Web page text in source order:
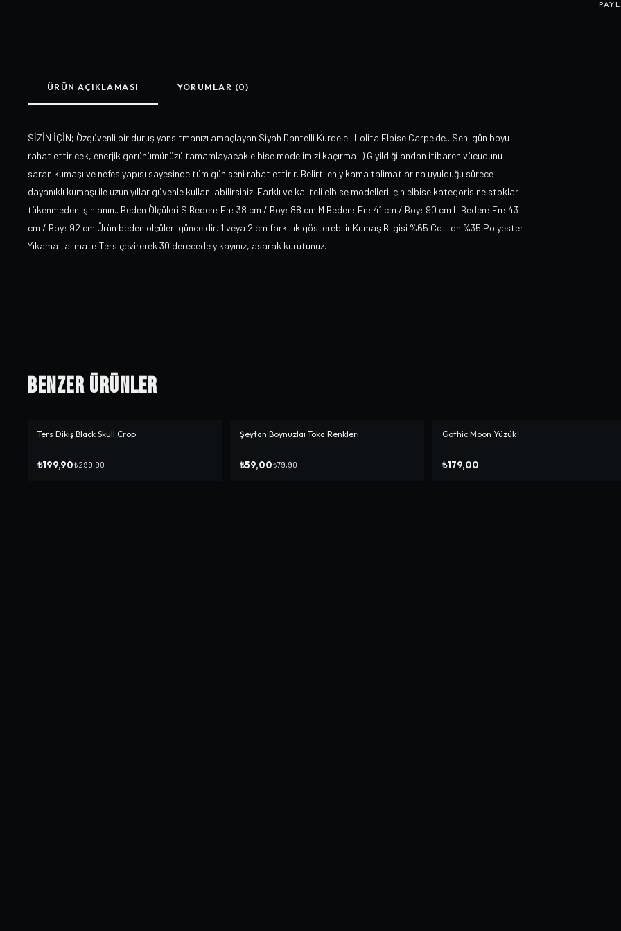
ÜRÜN AÇIKLAMASI YORUMLAR (0)
SİZİN İÇİN; Özgüvenli bir duruş yansıtmanızı amaçlayan Siyah Dantelli Kurdeleli Lolita Elbise Carpe'de.. Seni gün boyu
rahat ettiricek, enerjik görünümünüzü tamamlayacak elbise modelimizi kaçırma :) Giyildiği andan itibaren vücudunu
saran kumaşı ve nefes yapısı sayesinde tüm gün seni rahat ettirir. Belirtilen yıkama talimatlarına uyulduğu sürece
dayanıklı kumaşı ile uzun yıllar güvenle kullanılabilirsiniz. Farklı ve kaliteli elbise modelleri için elbise kategorisine stoklar
tükenmeden ışınlanın.. Beden Ölçüleri S Beden: En: 38 cm / Boy: 88 cm M Beden: En: 41 cm / Boy: 90 cm L Beden: En: 43
cm / Boy: 92 cm Ürün beden ölçüleri günceldir. 1 veya 2 cm farklılık gösterebilir Kumaş Bilgisi %65 Cotton %35 Polyester
Yıkama talimatı: Ters çevirerek 30 derecede yıkayınız, asarak kurutunuz.
Benzer Ürünler
-%33 Ters Dikiş Black Skull Crop
₺199,90₺299,90
-%26
Şeytan Boynuzlaı Toka Renkleri
₺59,00₺79,90
Gothic Moon Yüzük
₺179,00